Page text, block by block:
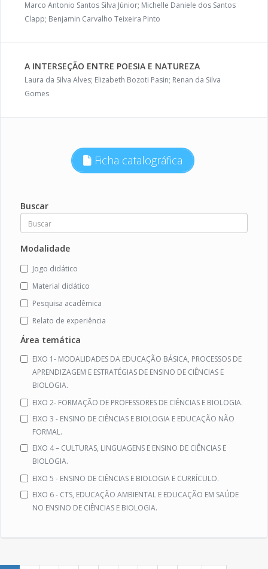
Marco Antonio Santos Silva Júnior; Michelle Daniele dos Santos
Clapp; Benjamin Carvalho Teixeira Pinto
A INTERSEÇÃO ENTRE POESIA E NATUREZA
Laura da Silva Alves; Elizabeth Bozoti Pasin; Renan da Silva
Gomes
Ficha catalográfica
Buscar
Modalidade
Jogo didático
Material didático
Pesquisa acadêmica
Relato de experiência
Área temática
EIXO 1- MODALIDADES DA EDUCAÇÃO BÁSICA, PROCESSOS DE
APRENDIZAGEM E ESTRATÉGIAS DE ENSINO DE CIÊNCIAS E
BIOLOGIA.
EIXO 2- FORMAÇÃO DE PROFESSORES DE CIÊNCIAS E BIOLOGIA.
EIXO 3 - ENSINO DE CIÊNCIAS E BIOLOGIA E EDUCAÇÃO NÃO
FORMAL.
EIXO 4 – CULTURAS, LINGUAGENS E ENSINO DE CIÊNCIAS E
BIOLOGIA.
EIXO 5 - ENSINO DE CIÊNCIAS E BIOLOGIA E CURRÍCULO.
EIXO 6 - CTS, EDUCAÇÃO AMBIENTAL E EDUCAÇÃO EM SAÚDE
NO ENSINO DE CIÊNCIAS E BIOLOGIA.